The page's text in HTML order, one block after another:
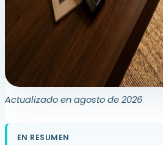
Actualizado en agosto de 2026
EN RESUMEN